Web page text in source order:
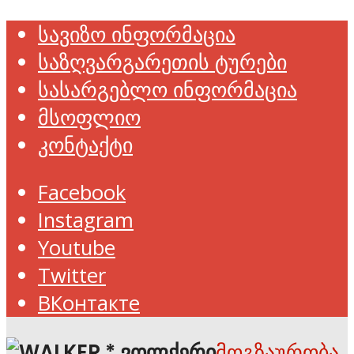
სავიზო ინფორმაცია
საზღვარგარეთის ტურები
სასარგებლო ინფორმაცია
მსოფლიო
კონტაქტი
Facebook
Instagram
Youtube
Twitter
ВКонтакте